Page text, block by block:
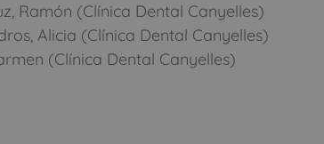
Ramón (Clínica Dental Canyelles)
Alicia (Clínica Dental Canyelles)
(Clínica Dental Canyelles)